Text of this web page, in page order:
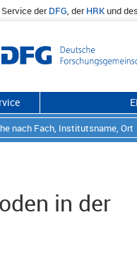
Service derDFG, derHRKund
in der